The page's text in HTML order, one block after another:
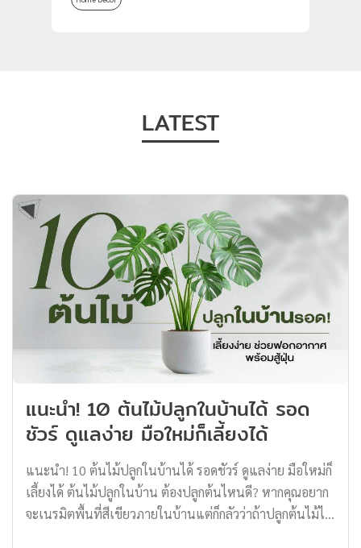
LATEST
แนะนำ! 10 ต้นไม้ปลูกในบ้านได้ รอด
ชัวร์ ดูแลง่าย มือใหม่ก็เลี้ยงได้
แนะนำ! 10 ต้นไม้ปลูกในบ้านได้ รอดชัวร์ ดูแลง่าย มือใหม่ก็
เลี้ยงได้ ต้นไม้ปลูกในบ้าน ต้องปลูกต้นไหนดี? หากคุณอยาก
จะเนรมิตพื้นที่สีเขียวภายในบ้านแต่ก็กลัวว่าถ้าปลูกต้นไม้ไป